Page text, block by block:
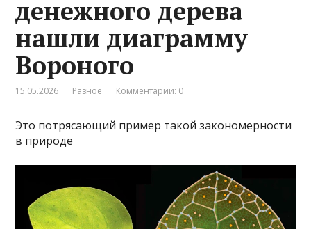
денежного дерева
нашли диаграмму
Вороного
15.05.2026 Разное Комментарии: 0
Это потрясающий пример такой закономерности
в природе